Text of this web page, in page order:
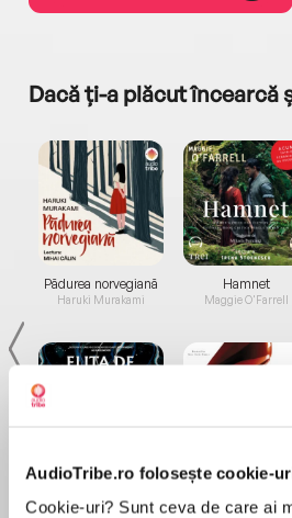
AudioTribe.ro folosește cookie-
Cookie-uri? Sunt ceva de care ai
Dacă ți-a plăcut încearcă
Pădurea norvegiană
Haruki Murakami
Elita de Argint (Elita
de...
Dani Francis
Hamnet
Maggie O'Farrell
Diavolul se îmbracă
Lauren Weisberger